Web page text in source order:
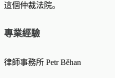
這個仲裁法院。
專業經驗
律師事務所 Petr Běhan